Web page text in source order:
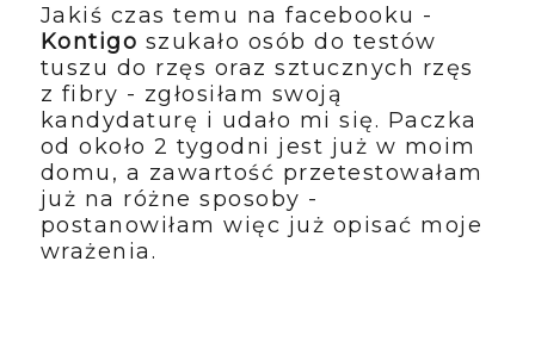
Jakiś czas temu na facebooku -
Kontigo szukało osób do testów
tuszu do rzęs oraz sztucznych rzęs
z fibry - zgłosiłam swoją
kandydaturę i udało mi się. Paczka
od około 2 tygodni jest już w moim
domu, a zawartość przetestowałam
już na różne sposoby -
postanowiłam więc już opisać moje
wrażenia.